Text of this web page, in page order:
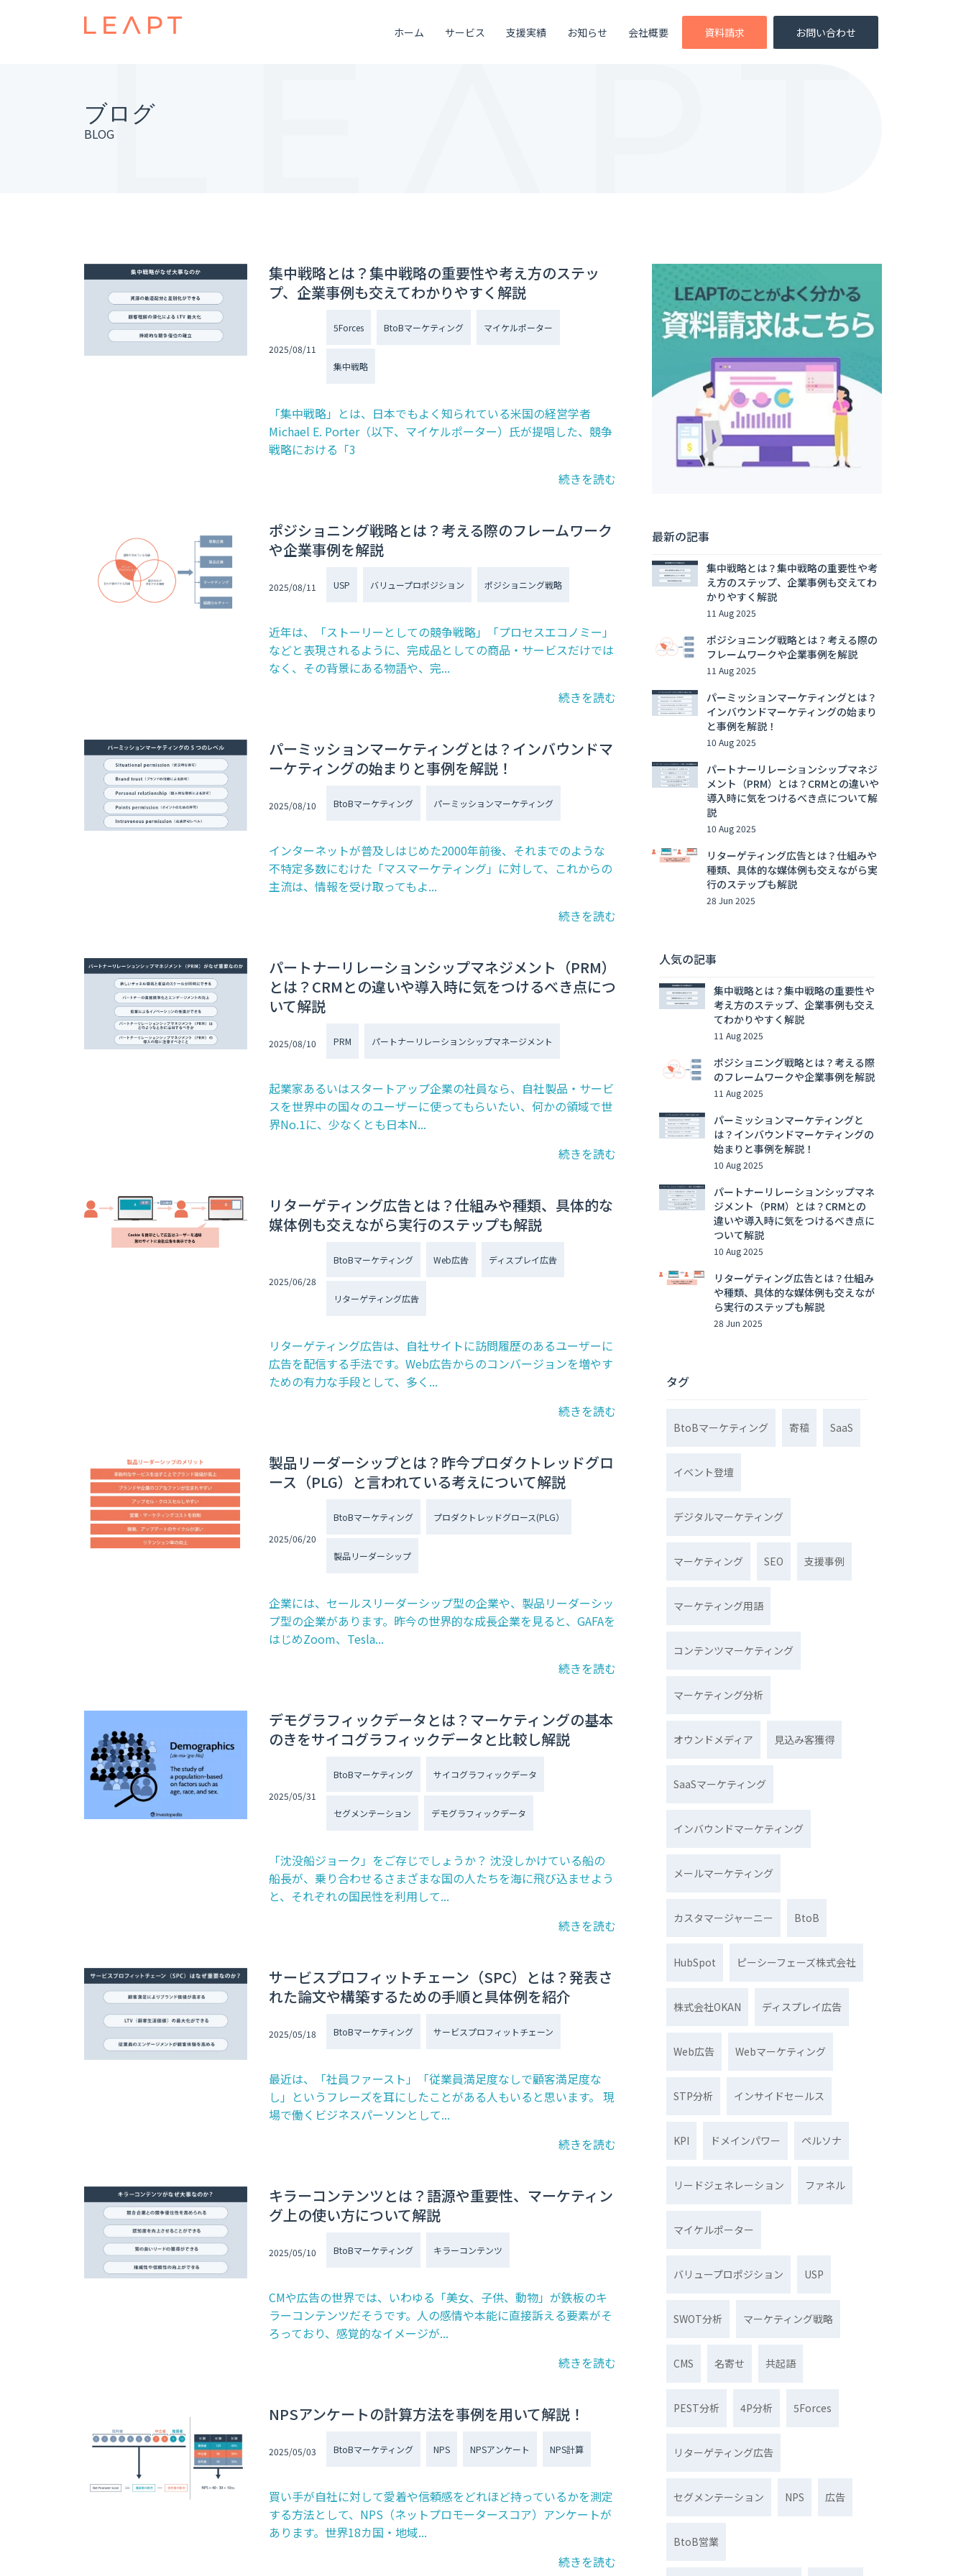
ホーム サービス 支援実績 お知らせ 会社概要 資料請求 お問い合わせ
ブログ
BLOG
集中戦略とは？集中戦略の重要性や考え方のステッ
プ、企業事例も交えてわかりやすく解説
2025/08/11
5Forces BtoBマーケティング マイケルポーター
集中戦略
「集中戦略」とは、日本でもよく知られている米国の経営学者
Michael E. Porter（以下、マイケルポーター）氏が提唱した、競争
戦略における「3
続きを読む
ポジショニング戦略とは？考える際のフレームワーク
や企業事例を解説
2025/08/11 USP バリュープロポジション ポジショニング戦略
近年は、「ストーリーとしての競争戦略」「プロセスエコノミー」
などと表現されるように、完成品としての商品・サービスだけでは
なく、その背景にある物語や、完...
続きを読む
パーミッションマーケティングとは？インバウンドマ
ーケティングの始まりと事例を解説！
2025/08/10 BtoBマーケティング パーミッションマーケティング
インターネットが普及しはじめた2000年前後、それまでのような
不特定多数にむけた「マスマーケティング」に対して、これからの
主流は、情報を受け取ってもよ...
続きを読む
パートナーリレーションシップマネジメント（PRM）
とは？CRMとの違いや導入時に気をつけるべき点につ
いて解説
2025/08/10 PRM パートナーリレーションシップマネージメント
起業家あるいはスタートアップ企業の社員なら、自社製品・サービ
スを世界中の国々のユーザーに使ってもらいたい、何かの領域で世
界No.1に、少なくとも日本N...
続きを読む
リターゲティング広告とは？仕組みや種類、具体的な
媒体例も交えながら実行のステップも解説
2025/06/28
BtoBマーケティング Web広告 ディスプレイ広告
リターゲティング広告
リターゲティング広告は、自社サイトに訪問履歴のあるユーザーに
広告を配信する手法です。Web広告からのコンバージョンを増やす
ための有力な手段として、多く...
続きを読む
製品リーダーシップとは？昨今プロダクトレッドグロ
ース（PLG）と言われている考えについて解説
2025/06/20
BtoBマーケティング プロダクトレッドグロース(PLG）
製品リーダーシップ
企業には、セールスリーダーシップ型の企業や、製品リーダーシッ
プ型の企業があります。昨今の世界的な成長企業を見ると、GAFAを
はじめZoom、Tesla...
続きを読む
デモグラフィックデータとは？マーケティングの基本
のきをサイコグラフィックデータと比較し解説
2025/05/31
BtoBマーケティング サイコグラフィックデータ
セグメンテーション デモグラフィックデータ
「沈没船ジョーク」をご存じでしょうか？ 沈没しかけている船の
船長が、乗り合わせるさまざまな国の人たちを海に飛び込ませよう
と、それぞれの国民性を利用して...
続きを読む
サービスプロフィットチェーン（SPC）とは？発表さ
れた論文や構築するための手順と具体例を紹介
2025/05/18 BtoBマーケティング サービスプロフィットチェーン
最近は、「社員ファースト」「従業員満足度なしで顧客満足度な
し」というフレーズを耳にしたことがある人もいると思います。 現
場で働くビジネスパーソンとして...
続きを読む
キラーコンテンツとは？語源や重要性、マーケティン
グ上の使い方について解説
2025/05/10 BtoBマーケティング キラーコンテンツ
CMや広告の世界では、いわゆる「美女、子供、動物」が鉄板のキ
ラーコンテンツだそうです。人の感情や本能に直接訴える要素がそ
ろっており、感覚的なイメージが...
続きを読む
NPSアンケートの計算方法を事例を用いて解説！
2025/05/03 BtoBマーケティング NPS NPSアンケート NPS計算
買い手が自社に対して愛着や信頼感をどれほど持っているかを測定
する方法として、NPS（ネットプロモータースコア）アンケートが
あります。世界18カ国・地域...
続きを読む
最新の記事
集中戦略とは？集中戦略の重要性や考
え方のステップ、企業事例も交えてわ
かりやすく解説
11 Aug 2025
ポジショニング戦略とは？考える際の
フレームワークや企業事例を解説
11 Aug 2025
パーミッションマーケティングとは？
インバウンドマーケティングの始まり
と事例を解説！
10 Aug 2025
パートナーリレーションシップマネジ
メント（PRM）とは？CRMとの違いや
導入時に気をつけるべき点について解
説
10 Aug 2025
リターゲティング広告とは？仕組みや
種類、具体的な媒体例も交えながら実
行のステップも解説
28 Jun 2025
人気の記事
集中戦略とは？集中戦略の重要性や
考え方のステップ、企業事例も交え
てわかりやすく解説
11 Aug 2025
ポジショニング戦略とは？考える際
のフレームワークや企業事例を解説
11 Aug 2025
パーミッションマーケティングと
は？インバウンドマーケティングの
始まりと事例を解説！
10 Aug 2025
パートナーリレーションシップマネ
ジメント（PRM）とは？CRMとの
違いや導入時に気をつけるべき点に
ついて解説
10 Aug 2025
リターゲティング広告とは？仕組み
や種類、具体的な媒体例も交えなが
ら実行のステップも解説
28 Jun 2025
タグ
BtoBマーケティング 寄稿 SaaS
イベント登壇
デジタルマーケティング
マーケティング SEO 支援事例
マーケティング用語
コンテンツマーケティング
マーケティング分析
オウンドメディア 見込み客獲得
SaaSマーケティング
インバウンドマーケティング
メールマーケティング
カスタマージャーニー BtoB
HubSpot ピーシーフェーズ株式会社
株式会社OKAN ディスプレイ広告
Web広告 Webマーケティング
STP分析 インサイドセールス
KPI ドメインパワー ペルソナ
リードジェネレーション ファネル
マイケルポーター
バリュープロポジション USP
SWOT分析 マーケティング戦略
CMS 名寄せ 共起語
PEST分析 4P分析 5Forces
リターゲティング広告
セグメンテーション NPS 広告
BtoB営業